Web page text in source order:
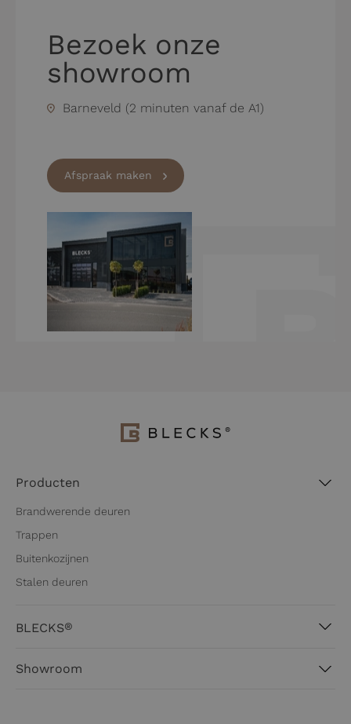
Bezoek onze
showroom
Barneveld (2 minuten vanaf de A1)
Afspraak maken
Producten
Brandwerende deuren
Trappen
Buitenkozijnen
Stalen deuren
BLECKS®
Showroom